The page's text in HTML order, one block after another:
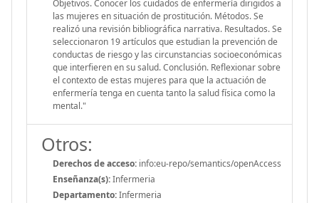
Objetivos. Conocer los cuidados de enfermería dirigidos a
las mujeres en situación de prostitución. Métodos. Se
realizó una revisión bibliográfica narrativa. Resultados. Se
seleccionaron 19 artículos que estudian la prevención de
conductas de riesgo y las circunstancias socioeconómicas
que interfieren en su salud. Conclusión. Reflexionar sobre
el contexto de estas mujeres para que la actuación de
enfermería tenga en cuenta tanto la salud física como la
mental."
Otros:
Derechos de acceso: info:eu-repo/semantics/openAccess
Enseñanza(s):Infermeria
Departamento:Infermeria